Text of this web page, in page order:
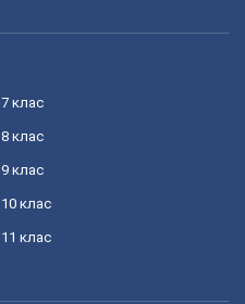
7 клас
8 клас
9 клас
10 клас
11 клас